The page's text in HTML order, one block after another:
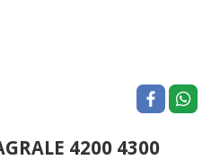
4200 4300